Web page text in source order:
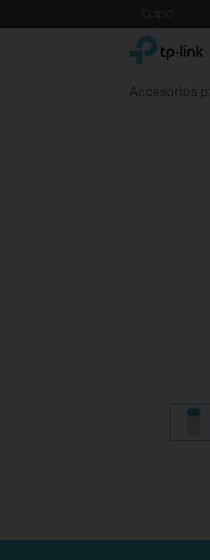
to
TP-Link,
Accesorios